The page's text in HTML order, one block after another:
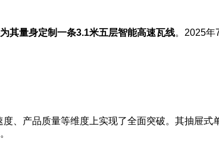
其量身定制一条3.1米五层智能高速瓦线。2025年
、产品质量等维度上实现了全面突破。其抽屉